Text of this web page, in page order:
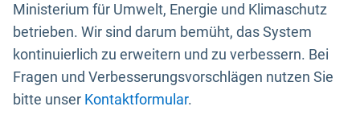
Ministerium für Umwelt, Energie und Klimaschutz
betrieben. Wir sind darum bemüht, das System
kontinuierlich zu erweitern und zu verbessern. Bei
Fragen und Verbesserungsvorschlägen nutzen Sie
bitte unser Kontaktformular.